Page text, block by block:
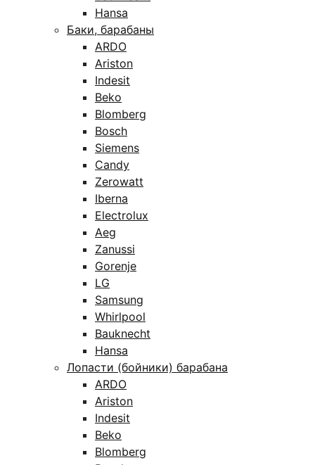
Hansa
Баки, барабаны
ARDO
Ariston
Indesit
Beko
Blomberg
Bosch
Siemens
Candy
Zerowatt
Iberna
Electrolux
Aeg
Zanussi
Gorenje
LG
Samsung
Whirlpool
Bauknecht
Hansa
Лопасти (бойники) барабана
ARDO
Ariston
Indesit
Beko
Blomberg